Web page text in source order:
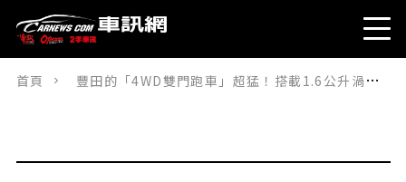
首頁 豐田的「4WD雙門跑車」超猛！搭載1.6公升渦輪增壓引擎，輸出高達「300匹馬力」！採用現代版「Celica設計」！這款在美國亮相的「GR86 Rally Legacy Concept」究竟是什麼？